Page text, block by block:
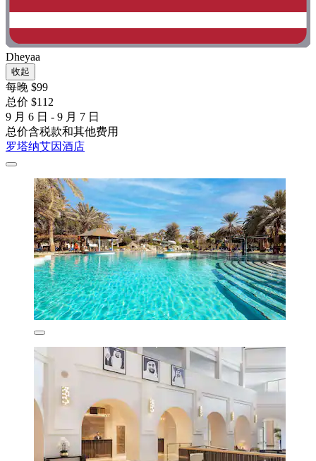
Dheyaa
收起
每晚 $99
总价 $112
9 月 6 日 - 9 月 7 日
总价含税款和其他费用
罗塔纳艾因酒店